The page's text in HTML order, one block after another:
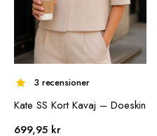
3 recensioner
Kate SS Kort Kavaj – Doeskin
699,95 kr
Den här